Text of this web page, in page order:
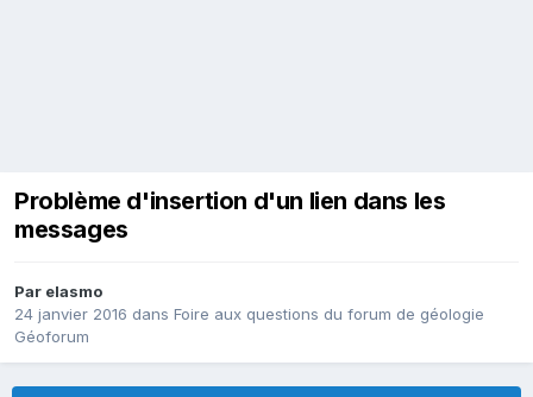
Problème d'insertion d'un lien dans les
messages
Par elasmo
24 janvier 2016 dans Foire aux questions du forum de géologie
Géoforum